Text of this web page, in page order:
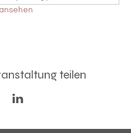
teilen